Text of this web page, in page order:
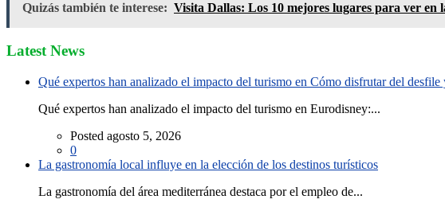
Quizás también te interese: Visita Dallas: Los 10 mejores lugares para ver en
Latest News
Qué expertos han analizado el impacto del turismo en Cómo disfrutar del
Qué expertos han analizado el impacto del turismo en Eurodisney:...
Posted agosto 5, 2026
0
La gastronomía local influye en la elección de los destinos turísticos
La gastronomía del área mediterránea destaca por el empleo de...